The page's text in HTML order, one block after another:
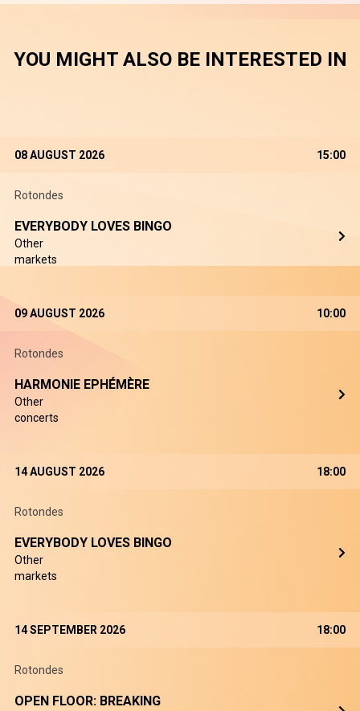
YOU MIGHT ALSO BE INTERESTED IN
08 AUGUST 2026 15:00
Rotondes
EVERYBODY LOVES BINGO
Other
markets
09 AUGUST 2026 10:00
Rotondes
HARMONIE EPHÉMÈRE
Other
concerts
14 AUGUST 2026 18:00
Rotondes
EVERYBODY LOVES BINGO
Other
markets
14 SEPTEMBER 2026 18:00
Rotondes
OPEN FLOOR: BREAKING